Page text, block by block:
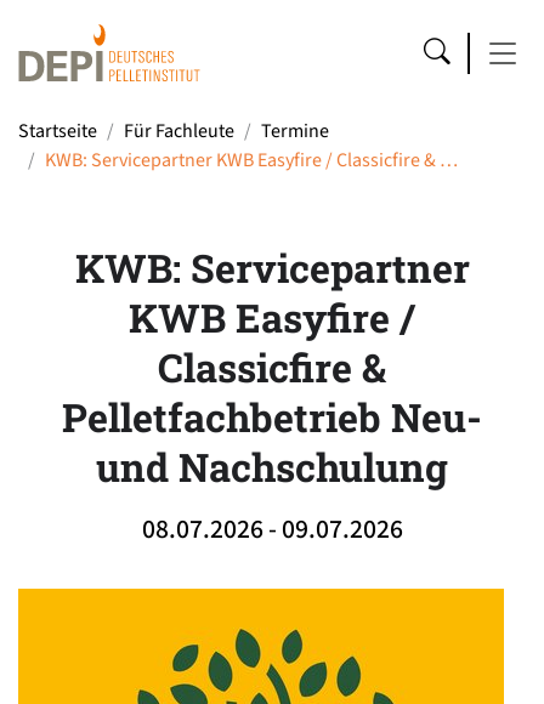
Startseite Für Fachleute
Termine
KWB: Servicepartner KWB Easyfire / Classicfire & …
KWB: Servicepartner
KWB Easyfire /
Classicfire &
Pelletfachbetrieb Neu-
und Nachschulung
08.07.2026 - 09.07.2026